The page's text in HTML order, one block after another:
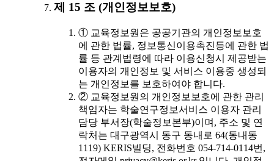
제 15 조 (개인정보보호)
① 교육정보원은 공공기관의 개인정보보호
에 관한 법률, 정보통신이용촉진등에 관한 법
률 등 관계법령에 따라 이용신청시 제공받는
이용자의 개인정보 및 서비스 이용중 생성되
는 개인정보를 보호하여야 합니다.
② 교육정보원의 개인정보보호에 관한 관리
책임자는 학술연구정보서비스 이용자 관리
담당 부서장(학술정보본부)이며, 주소 및 연
락처는 대구광역시 동구 동내로 64(동내동
1119) KERIS빌딩, 전화번호 054-714-0114번,